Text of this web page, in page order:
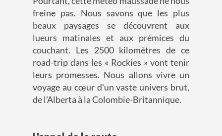
freine pas. Nous savons que les plus
beaux paysages se découvrent aux
lueurs matinales et aux prémices du
couchant. Les 2500 kilomètres de ce
road-trip dans les « Rockies » vont tenir
leurs promesses. Nous allons vivre un
voyage au cœur d'un vaste univers brut,
de l'Alberta à la Colombie-Britannique.